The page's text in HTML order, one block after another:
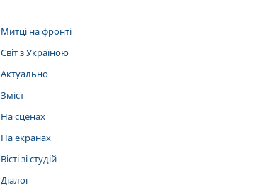
Митці на фронті
Світ з Україною
Актуально
Зміст
На сценах
На екранах
Вісті зі студій
Діалог